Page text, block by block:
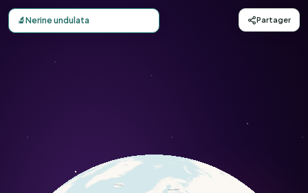
Carte d'observation du Nerine undulata (Nerine undulata)
🔬Nerine undulata Partager